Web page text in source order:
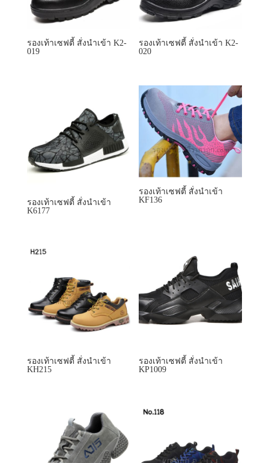
รองเท้าเซฟตี้ สั่งนำเข้า K2-
019
รองเท้าเซฟตี้ สั่งนำเข้า K2-
020
รองเท้าเซฟตี้ สั่งนำเข้า
K6177
รองเท้าเซฟตี้ สั่งนำเข้า
KF136
รองเท้าเซฟตี้ สั่งนำเข้า
KH215
รองเท้าเซฟตี้ สั่งนำเข้า
KP1009